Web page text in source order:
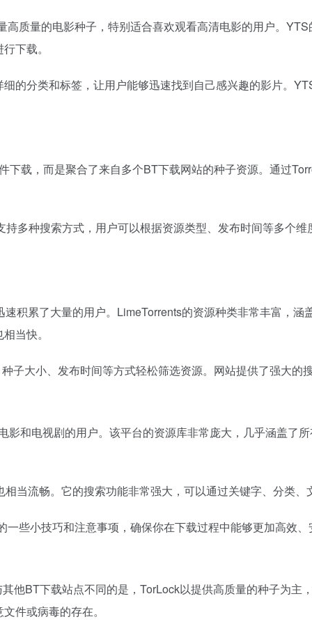
质量的电影种子，特别适合喜欢观看高清电影的用户。
下载。
的分类和标签，让用户能够迅速找到自己感兴趣的影片。
下载，而是聚合了来自多个BT下载网站的种子资源。通过
多种搜索方式，用户可以根据资源类型、发布时间等多个
积累了大量的用户。LimeTorrents的资源种类非常丰富，
当快。
子大小、发布时间等方式轻松筛选资源。网站提供了强大的
和电视剧的用户。该平台的资源库非常庞大，几乎涵盖了
当流畅。它的搜索功能非常强大，可以通过关键字、分类、
些小技巧和注意事项，确保你在下载过程中能够更加高效、
他BT下载站点不同的是，TorLock以提供高质量的种子为主
件或病毒的存在。